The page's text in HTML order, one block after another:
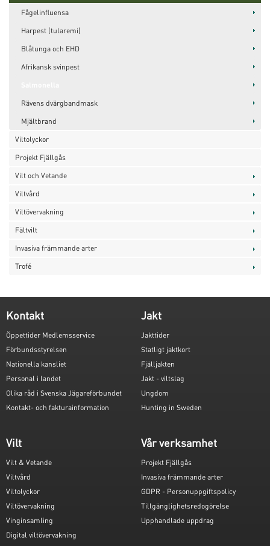
Fågelinfluensa
Harpest (tularemi)
Blåtunga och EHD
Afrikansk svinpest
Rävens dvärgbandmask
Mjältbrand
Viltolyckor
Projekt Fjällgås
Vilt och Vetande
Viltvård
Viltövervakning
Fältvilt
Invasiva främmande arter
Trofé
Kontakt
Öppettider Medlemsservice
Förbundsstyrelsen
Nationella kansliet
Personal i landet
Olika råd i Svenska Jägareförbundet
Kontakt- och fakturainformation
Jakt
Jakttider
Statligt jaktkort
Fjälljakten
Jakt - viltslag
Ungdom
Hunting in Sweden
Vilt
Vilt & Vetande
Viltvård
Viltolyckor
Viltövervakning
Vinginsamling
Digital viltövervakning
Vår verksamhet
Projekt Fjällgås
Invasiva främmande arter
GDPR - Personuppgiftspolicy
Tillgänglighetsredogörelse
Upphandlade uppdrag